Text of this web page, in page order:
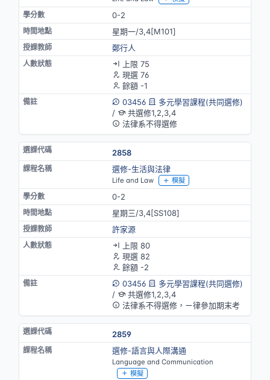
0-2
星期一/3,4[M101]
鄭行人
上限 75
現選 76
餘額 -1
03456
多元學習課程(共同選修)
/
共選修1,2,3,4
法律系不得選修
2858
選修-生活與法律
Life and Law 模擬
0-2
星期三/3,4[SS108]
許家源
上限 80
現選 82
餘額 -2
03456
多元學習課程(共同選修)
/
共選修1,2,3,4
法律系不得選修，ㄧ律參加期末考
2859
選修-語言與人際溝通
Language and Communication
模擬